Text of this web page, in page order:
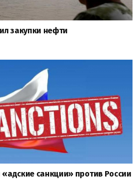
закупки нефти
санкции» против России